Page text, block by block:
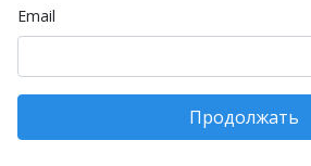
Email
Продолжать